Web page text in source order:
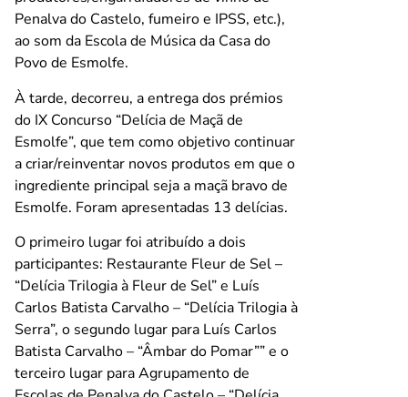
Penalva do Castelo, fumeiro e IPSS, etc.),
ao som da Escola de Música da Casa do
Povo de Esmolfe.
À tarde, decorreu, a entrega dos prémios
do IX Concurso “Delícia de Maçã de
Esmolfe”, que tem como objetivo continuar
a criar/reinventar novos produtos em que o
ingrediente principal seja a maçã bravo de
Esmolfe. Foram apresentadas 13 delícias.
O primeiro lugar foi atribuído a dois
participantes: Restaurante Fleur de Sel –
“Delícia Trilogia à Fleur de Sel” e Luís
Carlos Batista Carvalho – “Delícia Trilogia à
Serra”, o segundo lugar para Luís Carlos
Batista Carvalho – “Âmbar do Pomar”” e o
terceiro lugar para Agrupamento de